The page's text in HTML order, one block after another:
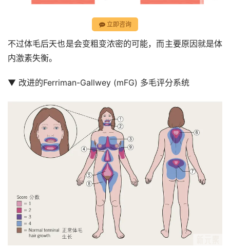
立即咨询
不过体毛后天也是会变粗变浓密的可能，而主要原因就是体
内激素失衡。
▼ 改进的Ferriman-Gallwey (mFG) 多毛评分系统